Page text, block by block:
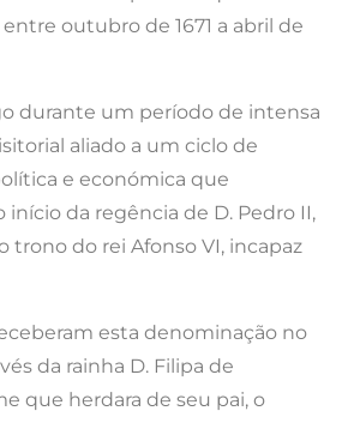
outubro de 1671 a abril de
durante um período de intensa
aliado a um ciclo de
e económica que
início da regência de D. Pedro II,
trono do rei Afonso VI, incapaz
esta denominação no
da rainha D. Filipa de
que herdara de seu pai, o